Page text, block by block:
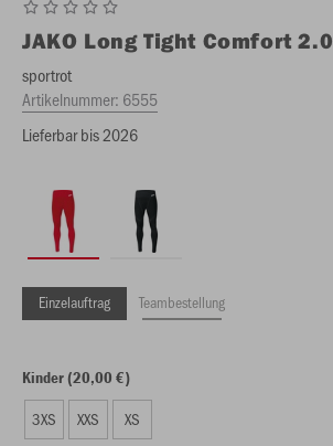
JAKO Long Tight Comfort 2.0
sportrot
Artikelnummer: 6555
Lieferbar bis 2026
Einzelauftrag Teambestellung
Kinder (20,00 €)
3XS XXS XS